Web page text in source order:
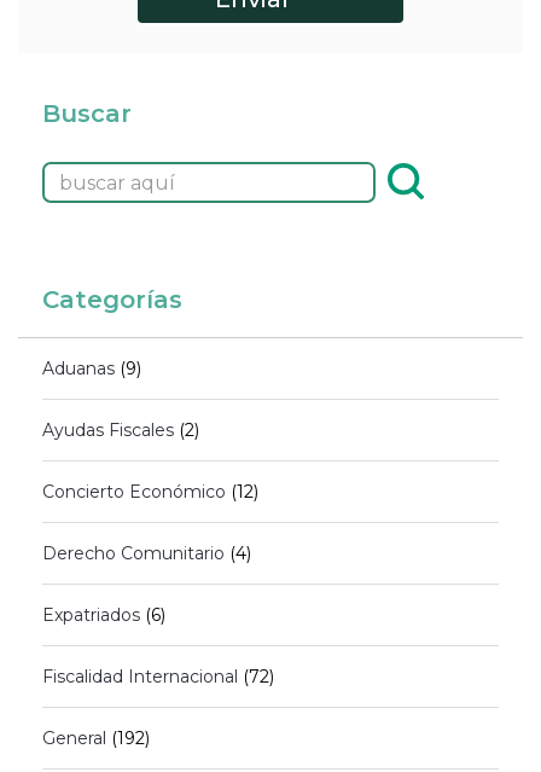
Buscar
Categorías
Aduanas (9)
Ayudas Fiscales (2)
Concierto Económico (12)
Derecho Comunitario (4)
Expatriados (6)
Fiscalidad Internacional (72)
General (192)